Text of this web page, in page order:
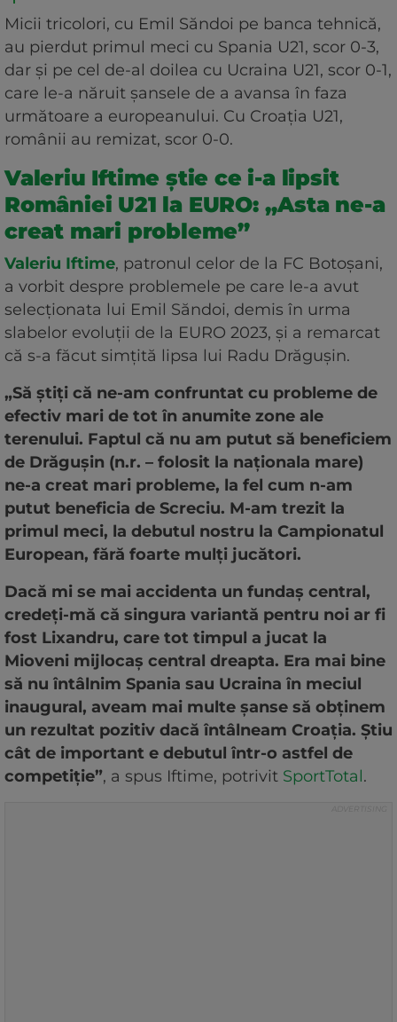
Micii tricolori, cu Emil Săndoi pe banca tehnică,
au pierdut primul meci cu Spania U21, scor 0-3,
dar și pe cel de-al doilea cu Ucraina U21, scor 0-1,
care le-a năruit șansele de a avansa în faza
următoare a europeanului. Cu Croația U21,
românii au remizat, scor 0-0.
Valeriu Iftime știe ce i-a lipsit
României U21 la EURO: „Asta ne-a
creat mari probleme”
Valeriu Iftime, patronul celor de la FC Botoșani,
a vorbit despre problemele pe care le-a avut
selecționata lui Emil Săndoi, demis în urma
slabelor evoluții de la EURO 2023, și a remarcat
că s-a făcut simțită lipsa lui Radu Drăgușin.
„Să știți că ne-am confruntat cu probleme de
efectiv mari de tot în anumite zone ale
terenului. Faptul că nu am putut să beneficiem
de Drăgușin (n.r. – folosit la naționala mare)
ne-a creat mari probleme, la fel cum n-am
putut beneficia de Screciu. M-am trezit la
primul meci, la debutul nostru la Campionatul
European, fără foarte mulți jucători.
Dacă mi se mai accidenta un fundaș central,
credeți-mă că singura variantă pentru noi ar fi
fost Lixandru, care tot timpul a jucat la
Mioveni mijlocaș central dreapta. Era mai bine
să nu întâlnim Spania sau Ucraina în meciul
inaugural, aveam mai multe șanse să obținem
un rezultat pozitiv dacă întâlneam Croația. Știu
cât de important e debutul într-o astfel de
competiție”, a spus Iftime, potrivit SportTotal.